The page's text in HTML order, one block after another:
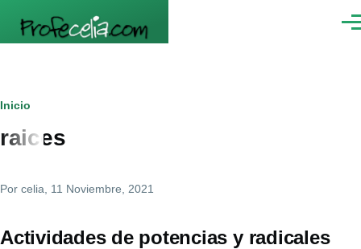
Ruta
de
Inicio
raices
Por celia , 11 Noviembre, 2021
Actividades de potencias y radicales